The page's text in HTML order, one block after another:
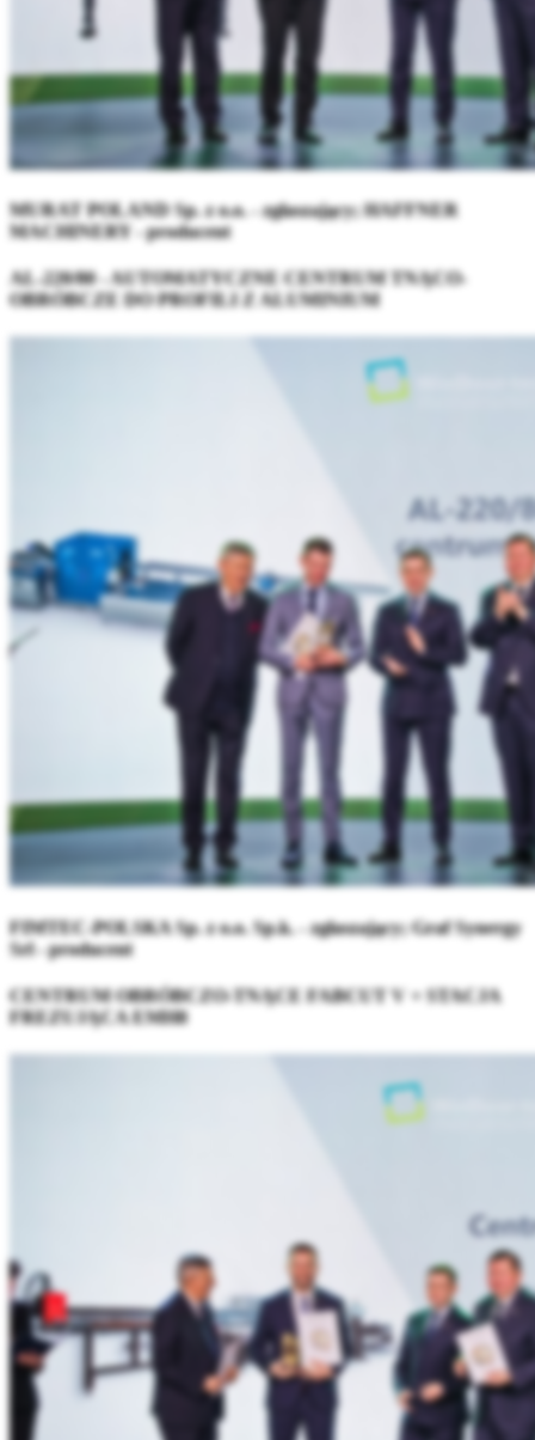
MURAT POLAND Sp. z o.o. - zgłaszający; HAFFNER
MACHINERY - producent
AL-220/80 - AUTOMATYCZNE CENTRUM TNĄCO-
OBRÓBCZE DO PROFILI Z ALUMINIUM
FIMTEC-POLSKA Sp. z o.o. Sp.k. - zgłaszający; Graf Synergy
Srl - producent
CENTRUM OBRÓBCZO-TNĄCE FABCUT V + STACJA
FREZUJĄCA EMH8